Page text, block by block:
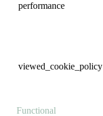
performance
viewed_cookie_policy
Functional